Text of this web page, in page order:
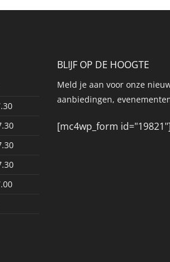
BLIJF OP DE HOOGTE
Meld je aan voor onze
aanbiedingen,
[mc4wp_form id="19821"]